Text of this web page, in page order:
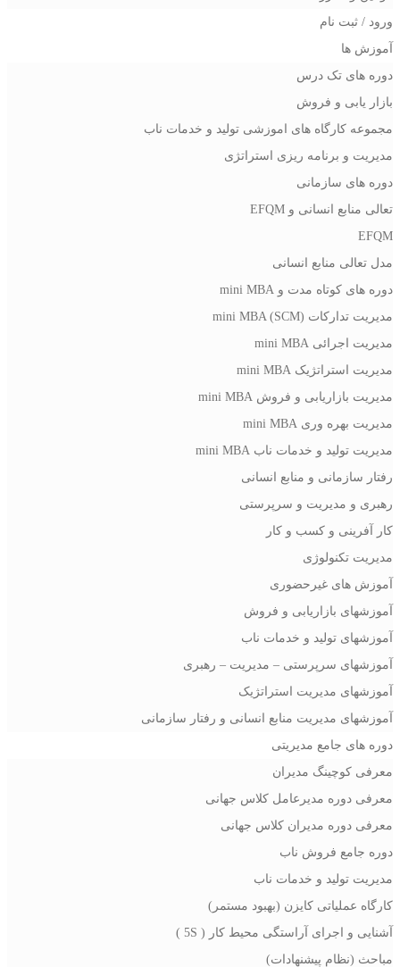
ورود / ثبت نام
آموزش ها
دوره های تک درس
بازار یابی و فروش
مجموعه کارگاه های اموزشی تولید و خدمات ناب
مدیریت و برنامه ریزی استراتژی
دوره های سازمانی
تعالی منابع انسانی و EFQM
EFQM
مدل تعالی منابع انسانی
دوره های کوتاه مدت و mini MBA
مدیریت تدارکات (mini MBA (SCM
مدیریت اجرائی mini MBA
مدیریت استراتژیک mini MBA
مدیریت بازاریابی و فروش mini MBA
مدیریت بهره وری mini MBA
مدیریت تولید و خدمات ناب mini MBA
رفتار سازمانی و منابع انسانی
رهبری و مدیریت و سرپرستی
کار آفرینی و کسب و کار
مدیریت تکنولوژی
آموزش های غیرحضوری
آموزشهای بازاریابی و فروش
آموزشهای تولید و خدمات ناب
آموزشهای سرپرستی – مدیریت – رهبری
آموزشهای مدیریت استراتژیک
آموزشهای مدیریت منابع انسانی و رفتار سازمانی
دوره های جامع مدیریتی
معرفی کوچینگ مدیران
معرفی دوره مدیرعامل کلاس جهانی
معرفی دوره مدیران کلاس جهانی
دوره جامع فروش ناب
مدیریت تولید و خدمات ناب
کارگاه عملیاتی کایزن (بهبود مستمر)
آشنایی و اجرای آراستگی محیط کار ( 5S )
مباحث (نظام پیشنهادات)